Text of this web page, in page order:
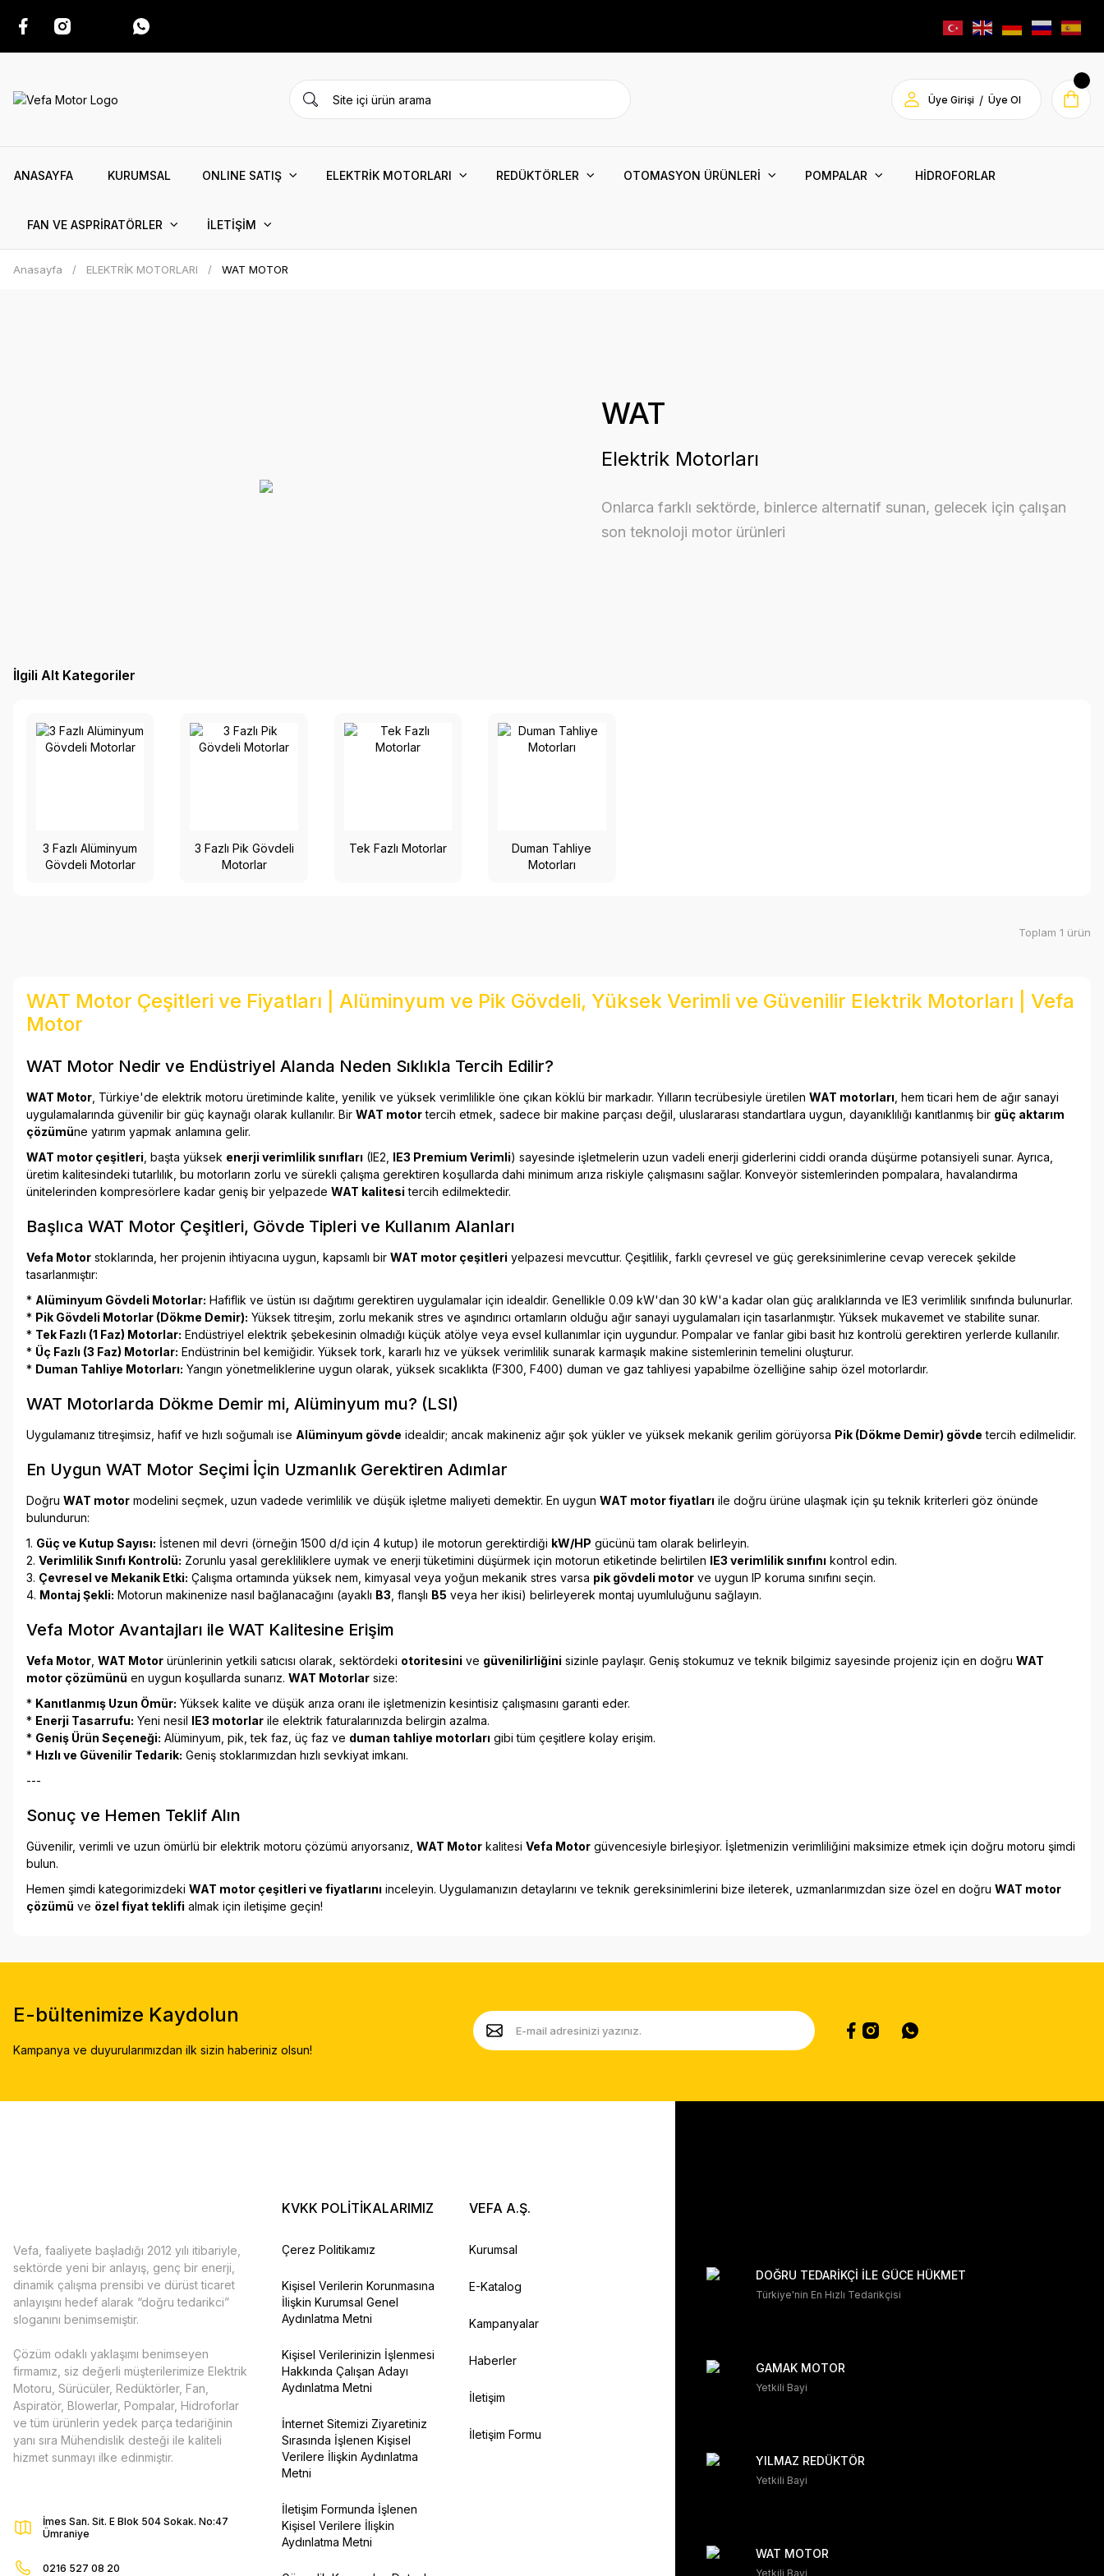
Üye Girişi / Üye Ol
ANASAYFA KURUMSAL ONLINE SATIŞ ELEKTRİK MOTORLARI REDÜKTÖRLER OTOMASYON ÜRÜNLERİ POMPALAR HİDROFORLAR
FAN VE ASPRİRATÖRLER İLETİŞİM
Anasayfa ELEKTRİK MOTORLARI WAT MOTOR
WAT
Elektrik Motorları
Onlarca farklı sektörde, binlerce alternatif sunan, gelecek için çalışan
son teknoloji motor ürünleri
İlgili Alt Kategoriler
3 Fazlı Alüminyum
Gövdeli Motorlar
3 Fazlı Pik Gövdeli
Motorlar
Tek Fazlı Motorlar
Duman Tahliye
Motorları
Toplam 1 ürün
WAT Motor Çeşitleri ve Fiyatları | Alüminyum ve Pik Gövdeli, Yüksek Verimli ve Güvenilir Elektrik Motorları | Vefa
Motor
WAT Motor Nedir ve Endüstriyel Alanda Neden Sıklıkla Tercih Edilir?
WAT Motor, Türkiye'de elektrik motoru üretiminde kalite, yenilik ve yüksek verimlilikle öne çıkan köklü bir markadır. Yılların tecrübesiyle üretilen WAT motorları, hem ticari hem de ağır sanayi
uygulamalarında güvenilir bir güç kaynağı olarak kullanılır. Bir WAT motortercih etmek, sadece bir makine parçası değil, uluslararası standartlara uygun, dayanıklılığı kanıtlanmış bir güç aktarım
çözümüne yatırım yapmak anlamına gelir.
WAT motor çeşitleri, başta yüksek enerji verimlilik sınıfları (IE2, IE3 Premium Verimli) sayesinde işletmelerin uzun vadeli enerji giderlerini ciddi oranda düşürme potansiyeli sunar. Ayrıca,
üretim kalitesindeki tutarlılık, bu motorların zorlu ve sürekli çalışma gerektiren koşullarda dahi minimum arıza riskiyle çalışmasını sağlar. Konveyör sistemlerinden pompalara, havalandırma
ünitelerinden kompresörlere kadar geniş bir yelpazede WAT kalitesi tercih edilmektedir.
Başlıca WAT Motor Çeşitleri, Gövde Tipleri ve Kullanım Alanları
Vefa Motor stoklarında, her projenin ihtiyacına uygun, kapsamlı bir WAT motor çeşitleri yelpazesi mevcuttur. Çeşitlilik, farklı çevresel ve güç gereksinimlerine cevap verecek şekilde
tasarlanmıştır:
* Alüminyum Gövdeli Motorlar: Hafiflik ve üstün ısı dağıtımı gerektiren uygulamalar için idealdir. Genellikle 0.09 kW'dan 30 kW'a kadar olan güç aralıklarında ve IE3 verimlilik sınıfında bulunurlar.
* Pik Gövdeli Motorlar (Dökme Demir): Yüksek titreşim, zorlu mekanik stres ve aşındırıcı ortamların olduğu ağır sanayi uygulamaları için tasarlanmıştır. Yüksek mukavemet ve stabilite sunar.
* Tek Fazlı (1 Faz) Motorlar: Endüstriyel elektrik şebekesinin olmadığı küçük atölye veya evsel kullanımlar için uygundur. Pompalar ve fanlar gibi basit hız kontrolü gerektiren yerlerde kullanılır.
* Üç Fazlı (3 Faz) Motorlar: Endüstrinin bel kemiğidir. Yüksek tork, kararlı hız ve yüksek verimlilik sunarak karmaşık makine sistemlerinin temelini oluşturur.
* Duman Tahliye Motorları: Yangın yönetmeliklerine uygun olarak, yüksek sıcaklıkta (F300, F400) duman ve gaz tahliyesi yapabilme özelliğine sahip özel motorlardır.
WAT Motorlarda Dökme Demir mi, Alüminyum mu? (LSI)
Uygulamanız titreşimsiz, hafif ve hızlı soğumalı ise Alüminyum gövde idealdir; ancak makineniz ağır şok yükler ve yüksek mekanik gerilim görüyorsa Pik (Dökme Demir) gövde tercih edilmelidir.
En Uygun WAT Motor Seçimi İçin Uzmanlık Gerektiren Adımlar
Doğru WAT motor modelini seçmek, uzun vadede verimlilik ve düşük işletme maliyeti demektir. En uygun WAT motor fiyatları ile doğru ürüne ulaşmak için şu teknik kriterleri göz önünde
bulundurun:
1. Güç ve Kutup Sayısı: İstenen mil devri (örneğin 1500 d/d için 4 kutup) ile motorun gerektirdiği kW/HP gücünü tam olarak belirleyin.
2. Verimlilik Sınıfı Kontrolü: Zorunlu yasal gerekliliklere uymak ve enerji tüketimini düşürmek için motorun etiketinde belirtilen IE3 verimlilik sınıfını kontrol edin.
3. Çevresel ve Mekanik Etki: Çalışma ortamında yüksek nem, kimyasal veya yoğun mekanik stres varsa pik gövdeli motor ve uygun IP koruma sınıfını seçin.
4. Montaj Şekli: Motorun makinenize nasıl bağlanacağını (ayaklı B3, flanşlı B5 veya her ikisi) belirleyerek montaj uyumluluğunu sağlayın.
Vefa Motor Avantajları ile WAT Kalitesine Erişim
Vefa Motor, WAT Motor ürünlerinin yetkili satıcısı olarak, sektördeki otoritesini ve güvenilirliğini sizinle paylaşır. Geniş stokumuz ve teknik bilgimiz sayesinde projeniz için en doğru WAT
motor çözümünü en uygun koşullarda sunarız. WAT Motorlar size:
* Kanıtlanmış Uzun Ömür: Yüksek kalite ve düşük arıza oranı ile işletmenizin kesintisiz çalışmasını garanti eder.
* Enerji Tasarrufu: Yeni nesil IE3 motorlar ile elektrik faturalarınızda belirgin azalma.
* Geniş Ürün Seçeneği: Alüminyum, pik, tek faz, üç faz ve duman tahliye motorları gibi tüm çeşitlere kolay erişim.
* Hızlı ve Güvenilir Tedarik: Geniş stoklarımızdan hızlı sevkiyat imkanı.
---
Sonuç ve Hemen Teklif Alın
Güvenilir, verimli ve uzun ömürlü bir elektrik motoru çözümü arıyorsanız, WAT Motor kalitesi Vefa Motor güvencesiyle birleşiyor. İşletmenizin verimliliğini maksimize etmek için doğru motoru şimdi
bulun.
Hemen şimdi kategorimizdeki WAT motor çeşitleri ve fiyatlarını inceleyin. Uygulamanızın detaylarını ve teknik gereksinimlerini bize ileterek, uzmanlarımızdan size özel en doğru WAT motor
çözümü ve özel fiyat teklifi almak için iletişime geçin!
E-bültenimize Kaydolun
Kampanya ve duyurularımızdan ilk sizin haberiniz olsun!
Vefa, faaliyete başladığı 2012 yılı itibariyle,
sektörde yeni bir anlayış, genç bir enerji,
dinamik çalışma prensibi ve dürüst ticaret
anlayışını hedef alarak “doğru tedarikci”
sloganını benimsemiştir.
Çözüm odaklı yaklaşımı benimseyen
firmamız, siz değerli müşterilerimize Elektrik
Motoru, Sürücüler, Redüktörler, Fan,
Aspiratör, Blowerlar, Pompalar, Hidroforlar
ve tüm ürünlerin yedek parça tedariğinin
yanı sıra Mühendislik desteği ile kaliteli
hizmet sunmayı ilke edinmiştir.
İmes San. Sit. E Blok 504 Sokak. No:47
Ümraniye
0216 527 08 20
KVKK POLİTİKALARIMIZ
Çerez Politikamız
Kişisel Verilerin Korunmasına
İlişkin Kurumsal Genel
Aydınlatma Metni
Kişisel Verilerinizin İşlenmesi
Hakkında Çalışan Adayı
Aydınlatma Metni
İnternet Sitemizi Ziyaretiniz
Sırasında İşlenen Kişisel
Verilere İlişkin Aydınlatma
Metni
İletişim Formunda İşlenen
Kişisel Verilere İlişkin
Aydınlatma Metni
VEFA A.Ş.
Kurumsal
E-Katalog
Kampanyalar
Haberler
İletişim
İletişim Formu
DOĞRU TEDARİKÇİ İLE GÜCE HÜKMET
Türkiye'nin En Hızlı Tedarikçisi
GAMAK MOTOR
Yetkili Bayi
YILMAZ REDÜKTÖR
Yetkili Bayi
WAT MOTOR
Yetkili Bayi